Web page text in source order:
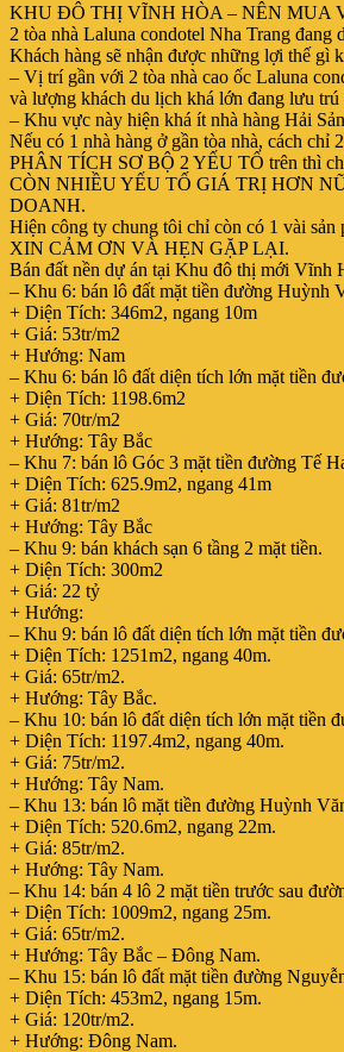
KHU ĐÔ THỊ VĨNH HÒA – NÊN MUA
2 tòa nhà Laluna condotel Nha Trang đang
Khách hàng sẽ nhận được những lợi thế gì
– Vị trí gần với 2 tòa nhà cao ốc Laluna
và lượng khách du lịch khá lớn đang lưu trú
– Khu vực này hiện khá ít nhà hàng Hải
Nếu có 1 nhà hàng ở gần tòa nhà, cách chỉ
PHÂN TÍCH SƠ BỘ 2 YẾU TỐ trên thì
CÒN NHIỀU YẾU TỐ GIÁ TRỊ HƠN
DOANH.
Hiện công ty chung tôi chỉ còn có 1 vài
XIN CẢM ƠN VÀ HẸN GẶP LẠI.
Bán đất nền dự án tại Khu đô thị mới Vĩnh
– Khu 6: bán lô đất mặt tiền đường Huỳnh
+ Diện Tích: 346m2, ngang 10m
+ Giá: 53tr/m2
+ Hướng: Nam
– Khu 6: bán lô đất diện tích lớn mặt tiền
+ Diện Tích: 1198.6m2
+ Giá: 70tr/m2
+ Hướng: Tây Bắc
– Khu 7: bán lô Góc 3 mặt tiền đường Tế
+ Diện Tích: 625.9m2, ngang 41m
+ Giá: 81tr/m2
+ Hướng: Tây Bắc
– Khu 9: bán khách sạn 6 tầng 2 mặt tiền.
+ Diện Tích: 300m2
+ Giá: 22 tỷ
+ Hướng:
– Khu 9: bán lô đất diện tích lớn mặt tiền
+ Diện Tích: 1251m2, ngang 40m.
+ Giá: 65tr/m2.
+ Hướng: Tây Bắc.
– Khu 10: bán lô đất diện tích lớn mặt tiền
+ Diện Tích: 1197.4m2, ngang 40m.
+ Giá: 75tr/m2.
+ Hướng: Tây Nam.
– Khu 13: bán lô mặt tiền đường Huỳnh
+ Diện Tích: 520.6m2, ngang 22m.
+ Giá: 85tr/m2.
+ Hướng: Tây Nam.
– Khu 14: bán 4 lô 2 mặt tiền trước sau
+ Diện Tích: 1009m2, ngang 25m.
+ Giá: 65tr/m2.
+ Hướng: Tây Bắc – Đông Nam.
– Khu 15: bán lô đất mặt tiền đường
+ Diện Tích: 453m2, ngang 15m.
+ Giá: 120tr/m2.
+ Hướng: Đông Nam.